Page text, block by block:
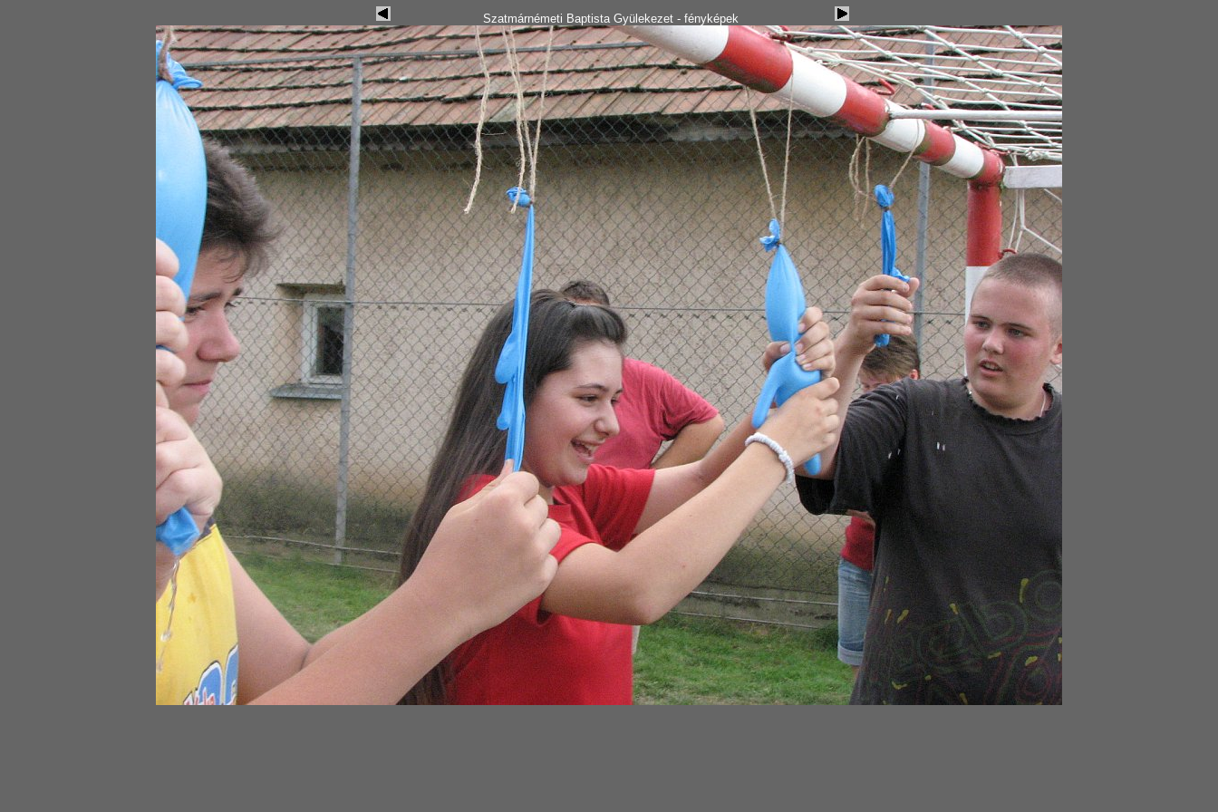
Szatmárnémeti Baptista Gyülekezet - fényképek